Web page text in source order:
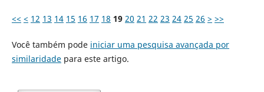
<< < 12 13 14 15 16 17 18 19 20 21 22 23 24 25 26 > >>
Você também pode iniciar uma pesquisa avançada por
similaridadepara este artigo.